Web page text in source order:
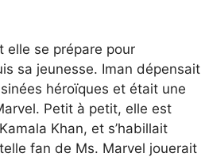
elle se prépare pour
sa jeunesse. Iman dépensait
héroïques et était une
Petit à petit, elle est
Khan, et s’habillait
fan de Ms. Marvel jouerait